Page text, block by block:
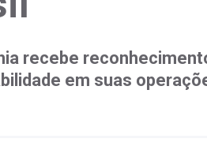
recebe
em suas